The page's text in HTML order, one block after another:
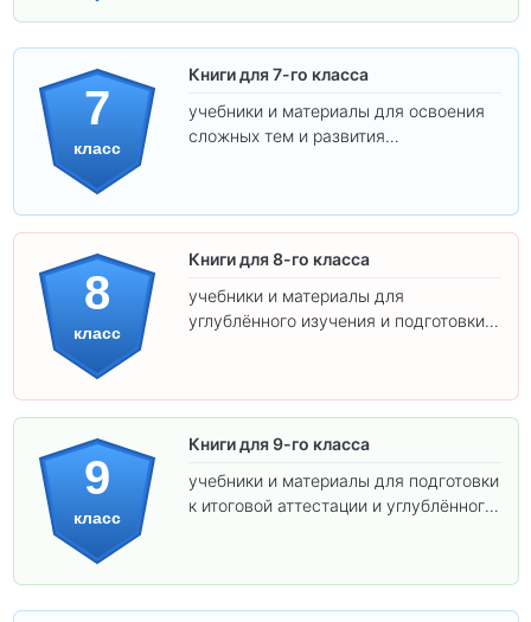
7
класс
Книги для 7-го класса
учебники и материалы для освоения
сложных тем и развития
8
класс
Книги для 8-го класса
учебники и материалы для
углублённого изучения и подготовки к
9
класс
Книги для 9-го класса
учебники и материалы для подготовки
к итоговой аттестации и углублённого